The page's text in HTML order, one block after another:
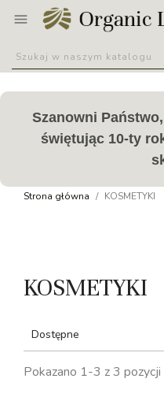

Szanowni
świętując 10-ty
Strona główna KOSMETYKI
KOSMETYKI
Dostępne
Pokazano 1-3 z 3 pozycji